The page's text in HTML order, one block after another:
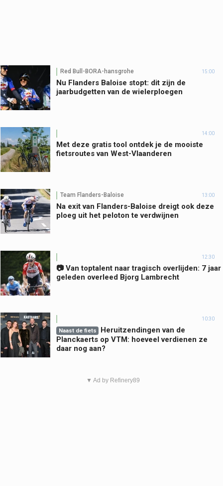
Red Bull-BORA-hansgrohe 15:00
Nu Flanders Baloise stopt: dit zijn de
jaarbudgetten van de wielerploegen
14:00
Met deze gratis tool ontdek je de mooiste
fietsroutes van West-Vlaanderen
Team Flanders-Baloise 13:00
Na exit van Flanders-Baloise dreigt ook deze
ploeg uit het peloton te verdwijnen
12:30
📷 Van toptalent naar tragisch overlijden: 7 jaar
geleden overleed Bjorg Lambrecht
10:30
Naast de fiets
Heruitzendingen van de
Planckaerts op VTM: hoeveel verdienen ze
daar nog aan?
▼ Ad by Refinery89